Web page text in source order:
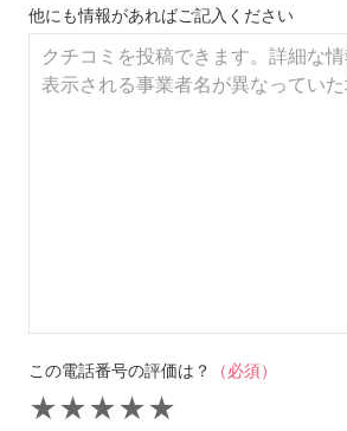
他にも情報があればご記入ください
この電話番号の評価は？ （必須）
★
★
★
★
★